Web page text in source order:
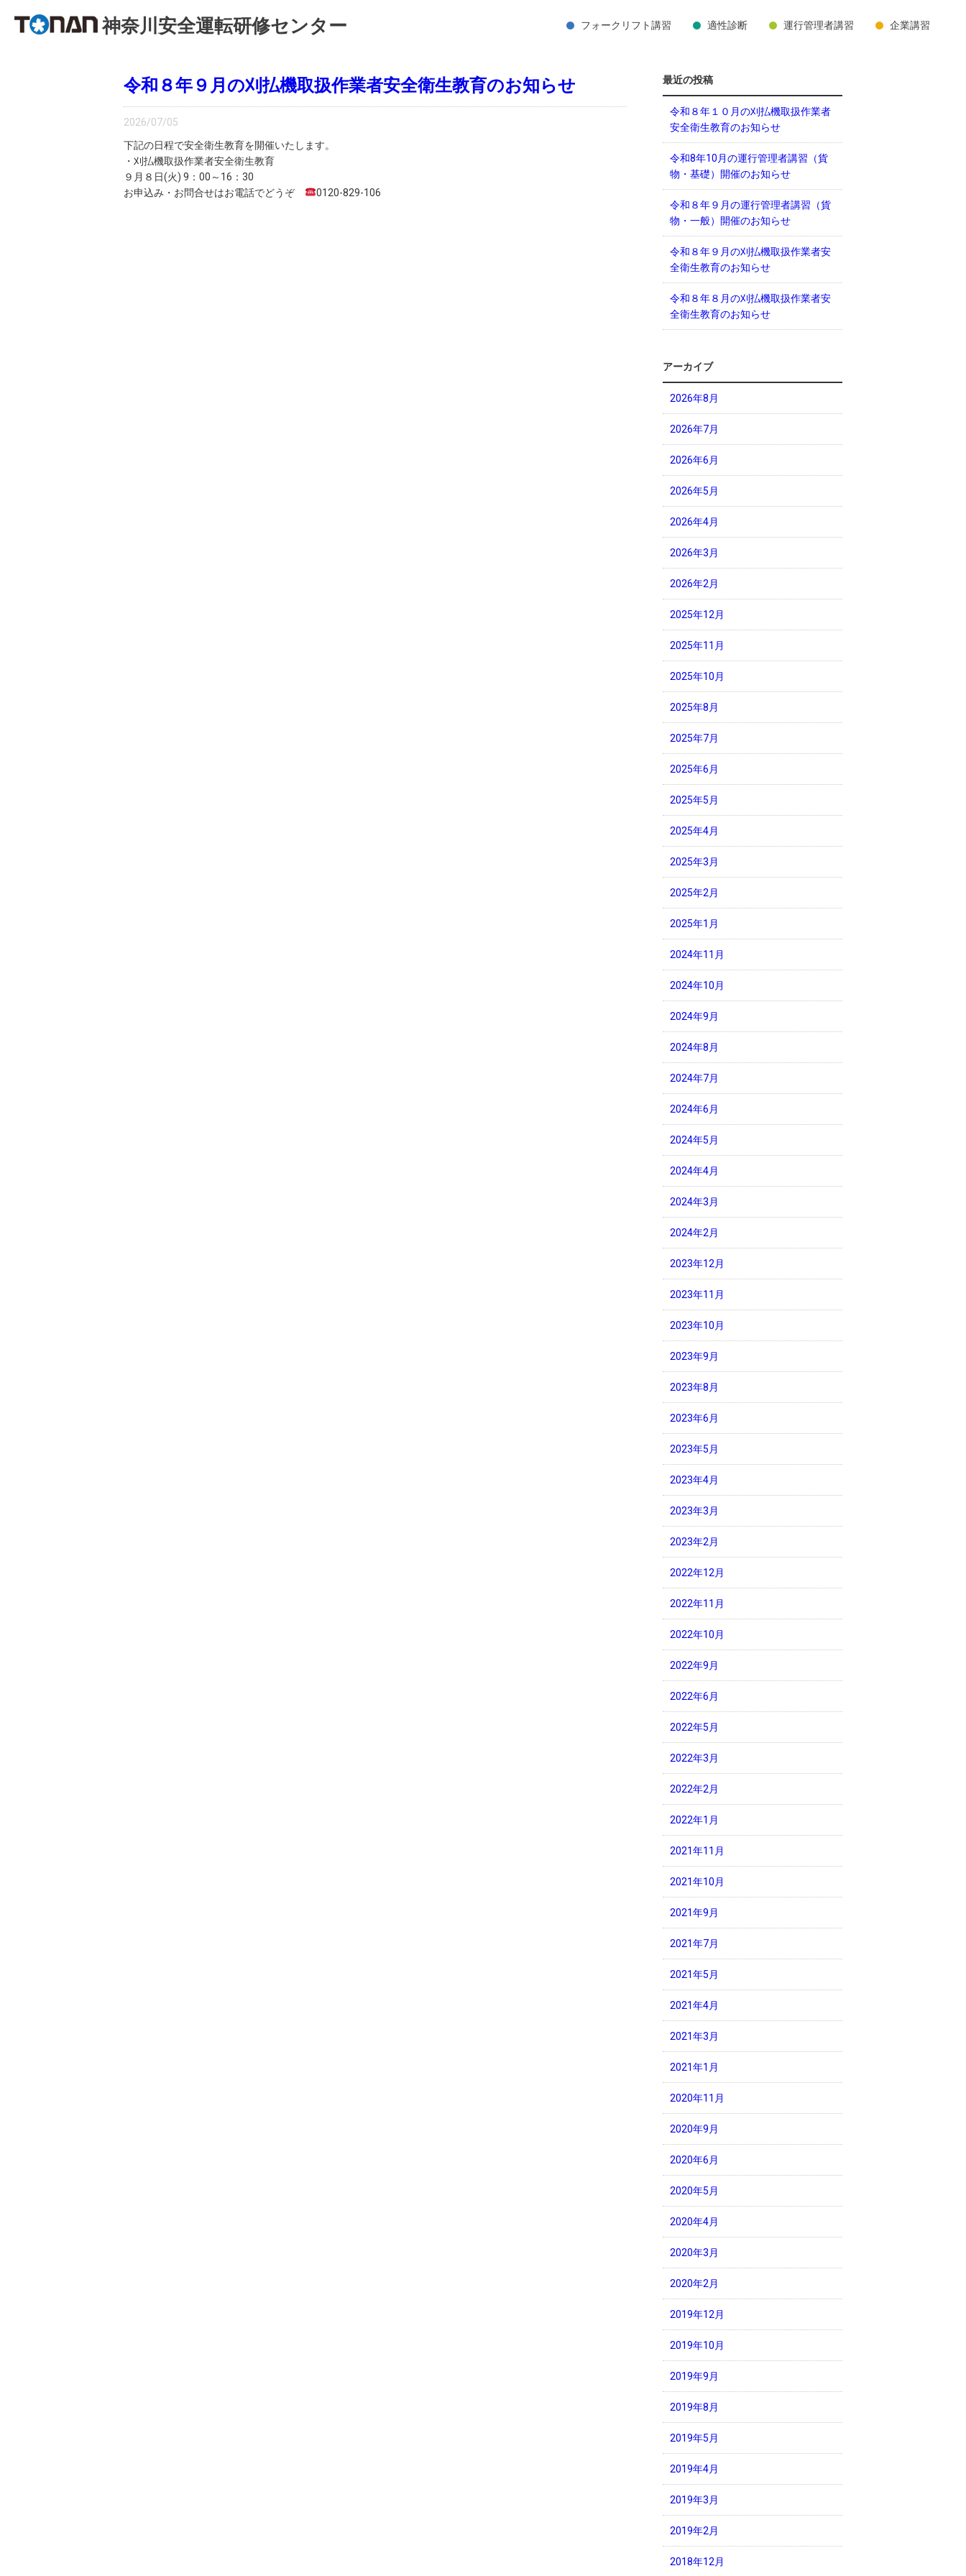
神奈川安全運転研修センター フォークリフト講習 適性診断 運行管理者講習 企業講習
令和８年９月の刈払機取扱作業者安全衛生教育のお知らせ
2026/07/05
下記の日程で安全衛生教育を開催いたします。
・刈払機取扱作業者安全衛生教育
９月８日(火) 9：00～16：30
お申込み・お問合せはお電話でどうぞ
0120-829-106
最近の投稿
令和８年１０月の刈払機取扱作業者
安全衛生教育のお知らせ
令和8年10月の運行管理者講習（貨
物・基礎）開催のお知らせ
令和８年９月の運行管理者講習（貨
物・一般）開催のお知らせ
令和８年９月の刈払機取扱作業者安
全衛生教育のお知らせ
令和８年８月の刈払機取扱作業者安
全衛生教育のお知らせ
アーカイブ
2026年8月
2026年7月
2026年6月
2026年5月
2026年4月
2026年3月
2026年2月
2025年12月
2025年11月
2025年10月
2025年8月
2025年7月
2025年6月
2025年5月
2025年4月
2025年3月
2025年2月
2025年1月
2024年11月
2024年10月
2024年9月
2024年8月
2024年7月
2024年6月
2024年5月
2024年4月
2024年3月
2024年2月
2023年12月
2023年11月
2023年10月
2023年9月
2023年8月
2023年6月
2023年5月
2023年4月
2023年3月
2023年2月
2022年12月
2022年11月
2022年10月
2022年9月
2022年6月
2022年5月
2022年3月
2022年2月
2022年1月
2021年11月
2021年10月
2021年9月
2021年7月
2021年5月
2021年4月
2021年3月
2021年1月
2020年11月
2020年9月
2020年6月
2020年5月
2020年4月
2020年3月
2020年2月
2019年12月
2019年10月
2019年9月
2019年8月
2019年5月
2019年4月
2019年3月
2019年2月
2018年12月